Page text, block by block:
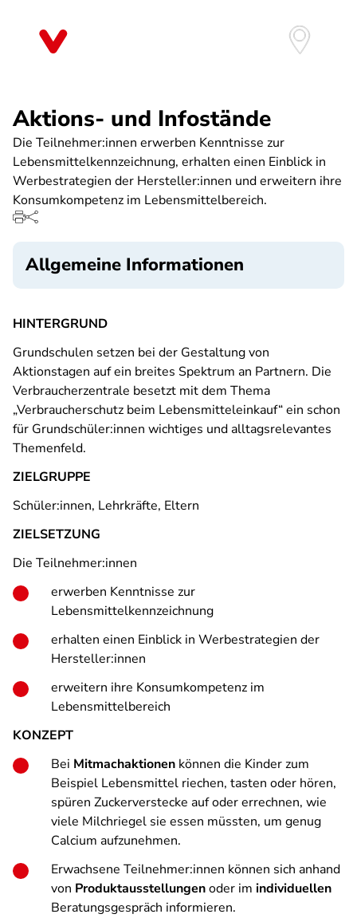
Aktions- und Infostände
Die Teilnehmer:innen erwerben Kenntnisse zur
Lebensmittelkennzeichnung, erhalten einen Einblick in
Werbestrategien der Hersteller:innen und erweitern ihre
Konsumkompetenz im Lebensmittelbereich.
Allgemeine Informationen
HINTERGRUND
Grundschulen setzen bei der Gestaltung von
Aktionstagen auf ein breites Spektrum an Partnern. Die
Verbraucherzentrale besetzt mit dem Thema
„Verbraucherschutz beim Lebensmitteleinkauf“ ein schon
für Grundschüler:innen wichtiges und alltagsrelevantes
Themenfeld.
ZIELGRUPPE
Schüler:innen, Lehrkräfte, Eltern
ZIELSETZUNG
Die Teilnehmer:innen
erwerben Kenntnisse zur
Lebensmittelkennzeichnung
erhalten einen Einblick in Werbestrategien der
Hersteller:innen
erweitern ihre Konsumkompetenz im
Lebensmittelbereich
KONZEPT
Bei Mitmachaktionen können die Kinder zum
Beispiel Lebensmittel riechen, tasten oder hören,
spüren Zuckerverstecke auf oder errechnen, wie
viele Milchriegel sie essen müssten, um genug
Calcium aufzunehmen.
Erwachsene Teilnehmer:innen können sich anhand
von Produktausstellungenoder im individuellen
Beratungsgespräch informieren.